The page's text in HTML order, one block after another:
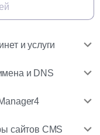
и услуги
и DNS
сайтов CMS